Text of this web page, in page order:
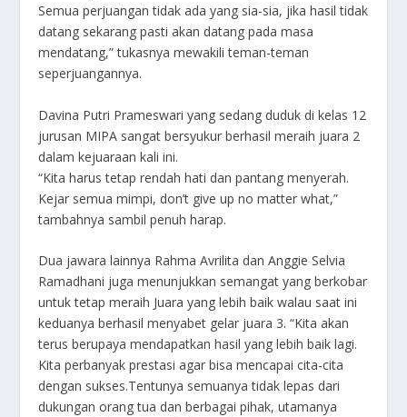
Semua perjuangan tidak ada yang sia-sia, jika hasil tidak
datang sekarang pasti akan datang pada masa
mendatang,” tukasnya mewakili teman-teman
seperjuangannya.
Davina Putri Prameswari yang sedang duduk di kelas 12
jurusan MIPA sangat bersyukur berhasil meraih juara 2
dalam kejuaraan kali ini.
“Kita harus tetap rendah hati dan pantang menyerah.
Kejar semua mimpi, don’t give up no matter what,”
tambahnya sambil penuh harap.
Dua jawara lainnya Rahma Avrilita dan Anggie Selvia
Ramadhani juga menunjukkan semangat yang berkobar
untuk tetap meraih Juara yang lebih baik walau saat ini
keduanya berhasil menyabet gelar juara 3. “Kita akan
terus berupaya mendapatkan hasil yang lebih baik lagi.
Kita perbanyak prestasi agar bisa mencapai cita-cita
dengan sukses.Tentunya semuanya tidak lepas dari
dukungan orang tua dan berbagai pihak, utamanya